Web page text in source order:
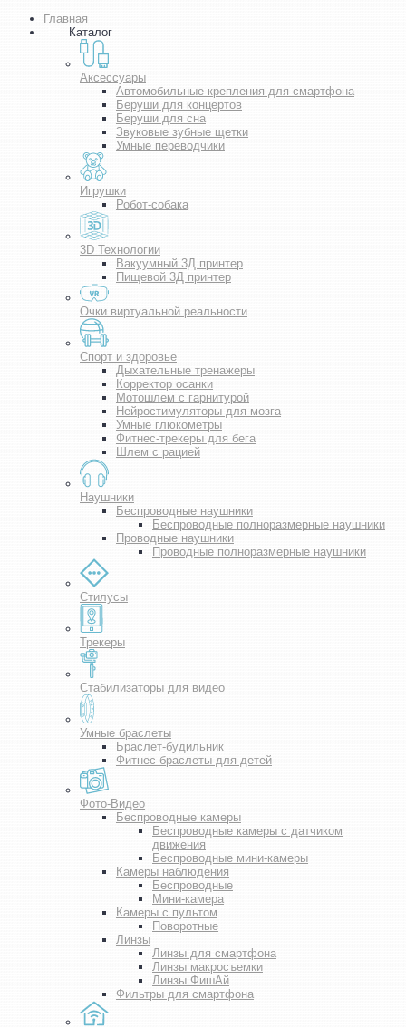
Главная
Каталог
Аксессуары
Автомобильные крепления для смартфона
Беруши для концертов
Беруши для сна
Звуковые зубные щетки
Умные переводчики
Игрушки
Робот-собака
3D Технологии
Вакуумный 3Д принтер
Пищевой 3Д принтер
Очки виртуальной реальности
Спорт и здоровье
Дыхательные тренажеры
Корректор осанки
Мотошлем с гарнитурой
Нейростимуляторы для мозга
Умные глюкометры
Фитнес-трекеры для бега
Шлем с рацией
Наушники
Беспроводные наушники
Беспроводные полноразмерные наушники
Проводные наушники
Проводные полноразмерные наушники
Стилусы
Трекеры
Стабилизаторы для видео
Умные браслеты
Браслет-будильник
Фитнес-браслеты для детей
Фото-Видео
Беспроводные камеры
Беспроводные камеры с датчиком
движения
Беспроводные мини-камеры
Камеры наблюдения
Беспроводные
Мини-камера
Камеры с пультом
Поворотные
Линзы
Линзы для смартфона
Линзы макросъемки
Линзы ФишАй
Фильтры для смартфона